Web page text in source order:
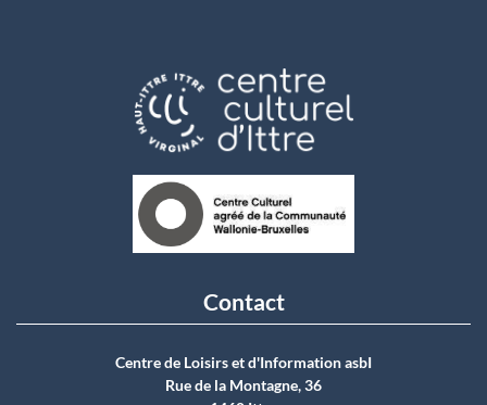
Contact
Centre de Loisirs et d'Information asbI
Rue de la Montagne, 36